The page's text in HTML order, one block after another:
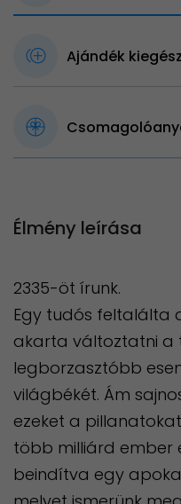
Ajándék
Élmény leírása
2335-öt írunk.
Egy tudós feltalálta
akarta változtatni a
legborzasztóbb
világbékét. Ám
ezeket a
több milliárd ember
beindítva egy